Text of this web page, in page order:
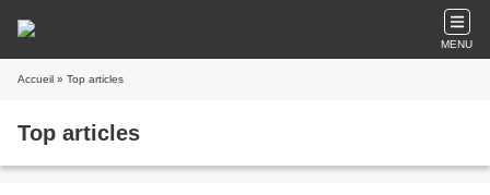
MENU
Accueil » Top articles
Top articles